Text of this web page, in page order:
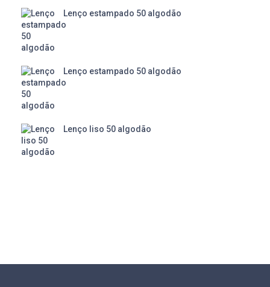
Lenço estampado 50 algodão
Lenço estampado 50 algodão
Lenço liso 50 algodão